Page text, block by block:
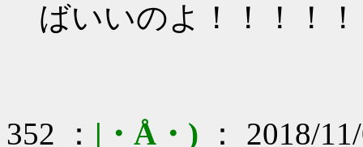
ばいいのよ！！！！
352 ： |・Å・) ： 2018/